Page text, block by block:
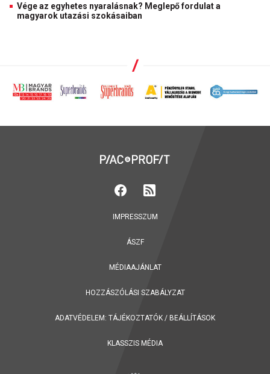
Vége az egyhetes nyaralásnak? Meglepő fordulat a
magyarok utazási szokásaiban
IMPRESSZUM
ÁSZF
MÉDIAAJÁNLAT
HOZZÁSZÓLÁSI SZABÁLYZAT
ADATVÉDELEM: TÁJÉKOZTATÓK / BEÁLLÍTÁSOK
KLASSZIS MÉDIA